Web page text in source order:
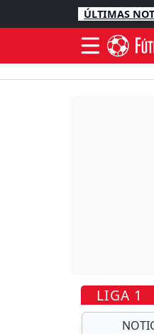
ÚLTIMAS
LIGA 1